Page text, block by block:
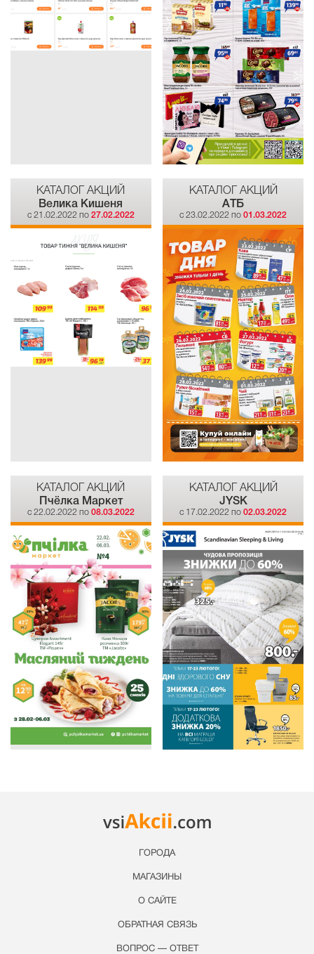
КАТАЛОГ АКЦИЙ
Велика Кишеня
c 21.02.2022 по 27.02.2022
КАТАЛОГ АКЦИЙ
АТБ
c 23.02.2022 по01.03.2022
КАТАЛОГ АКЦИЙ
Пчёлка Маркет
c 22.02.2022 по 08.03.2022
КАТАЛОГ АКЦИЙ
JYSK
c 17.02.2022 по02.03.2022
ГОРОДА
МАГАЗИНЫ
О САЙТЕ
ОБРАТНАЯ СВЯЗЬ
ВОПРОС — ОТВЕТ